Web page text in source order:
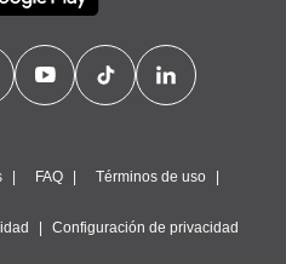
FAQ Términos de uso
Configuración de privacidad